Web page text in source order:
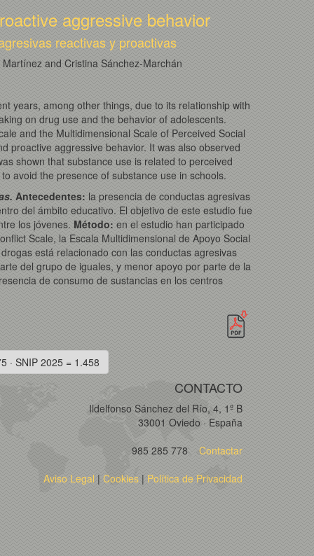
aggressive behavior
reactivas y proactivas
and Cristina Sánchez-Marchán
years, among other things, due to its relationship with
on drug use and the behavior of adolescents.
and the Multidimensional Scale of Perceived Social
proactive aggressive behavior. It was also observed
shown that substance use is related to perceived
avoid the presence of substance use in schools.
Antecedentes: la presencia de conductas agresivas
del ámbito educativo. El objetivo de este estudio fue
los jóvenes. Método: en el estudio han participado
Scale, la Escala Multidimensional de Apoyo Social
está relacionado con las conductas agresivas
del grupo de iguales, y menor apoyo por parte de la
de consumo de sustancias en los centros
· SNIP 2025 = 1.458
CONTACTO
Ildelfonso Sánchez del Río, 4, 1º B
33001 Oviedo · España
985 285 778 Contactar
Aviso Legal | Cookies | Política de Privacidad